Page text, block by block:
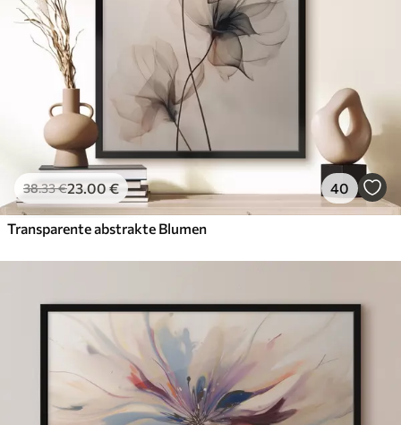
38.33€23.00 € 40
Transparente abstrakte Blumen